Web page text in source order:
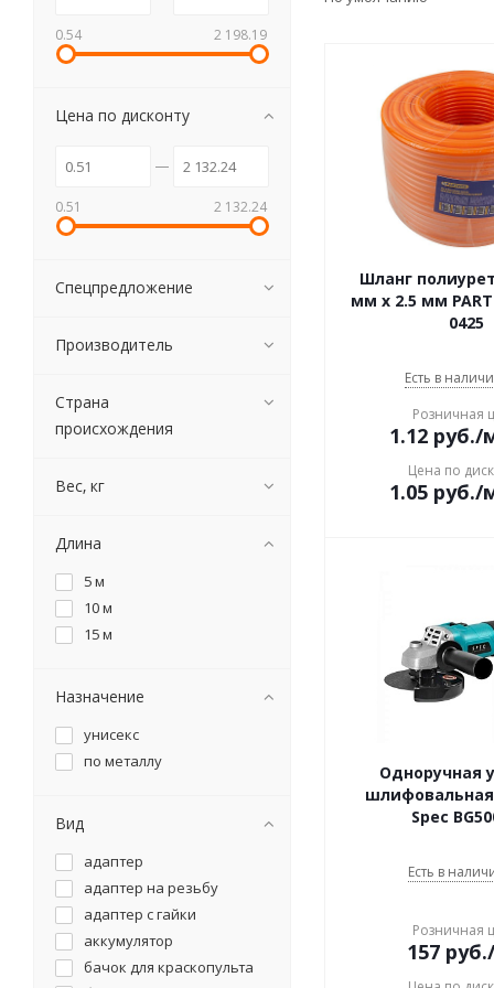
Шланг
мм x 2.5 мм
0425
Есть в
Розничная
1.12 руб./
Цена по
1.05 руб./
Одноручная
Spec
Есть в
Розничная
157руб.
0.54 2 198.19
Цена по дисконту
0.51 2 132.24
Спецпредложение
Производитель
Страна
происхождения
Вес, кг
Длина
5 м
10 м
15 м
Назначение
унисекс
по металлу
Вид
адаптер
адаптер на резьбу
адаптер с гайки
аккумулятор
бачок для краскопульта